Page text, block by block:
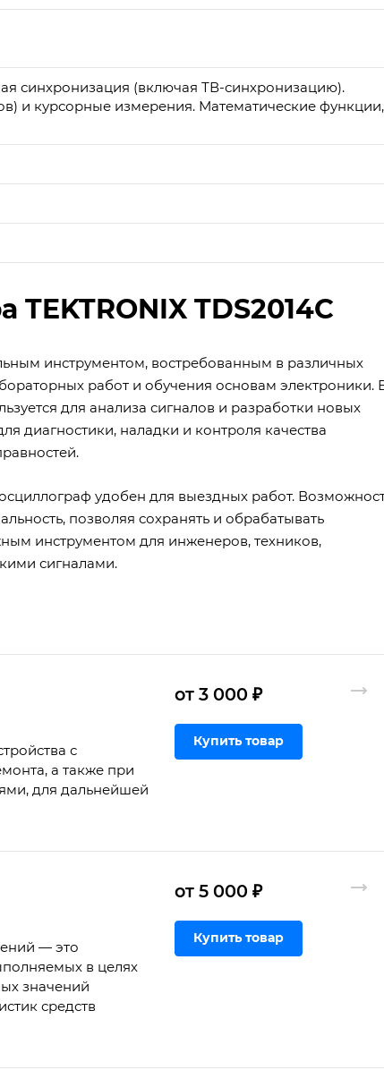
синхронизация (включая ТВ-синхронизацию).
и курсорные измерения. Математические функции,
TDS2014C
инструментом, востребованным в различных
работ и обучения основам электроники.
для анализа сигналов и разработки новых
диагностики, наладки и контроля качества
удобен для выездных работ.
позволяя сохранять и обрабатывать
инструментом для инженеров, техников,
сигналами.
с
а также при
для дальнейшей
от 3 000 ₽
Купить товар
— это
в целях
значений
средств
от 5 000 ₽
Купить товар